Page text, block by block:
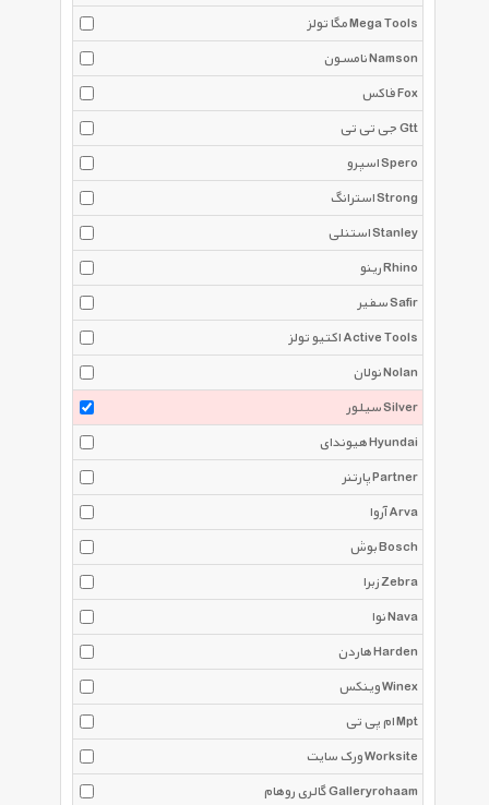
مگا تولز Mega Tools
نامسون Namson
فاکس Fox
جی تی تی Gtt
اسپرو Spero
استرانگ Strong
استنلی Stanley
رینو Rhino
سفیر Safir
اکتیو تولز Active Tools
نولان Nolan
سیلور Silver
هیوندای Hyundai
پارتنر Partner
آروا Arva
بوش Bosch
زبرا Zebra
نوا Nava
هاردن Harden
وینکس Winex
ام پی تی Mpt
ورک سایت Worksite
گالری روهام Galleryrohaam